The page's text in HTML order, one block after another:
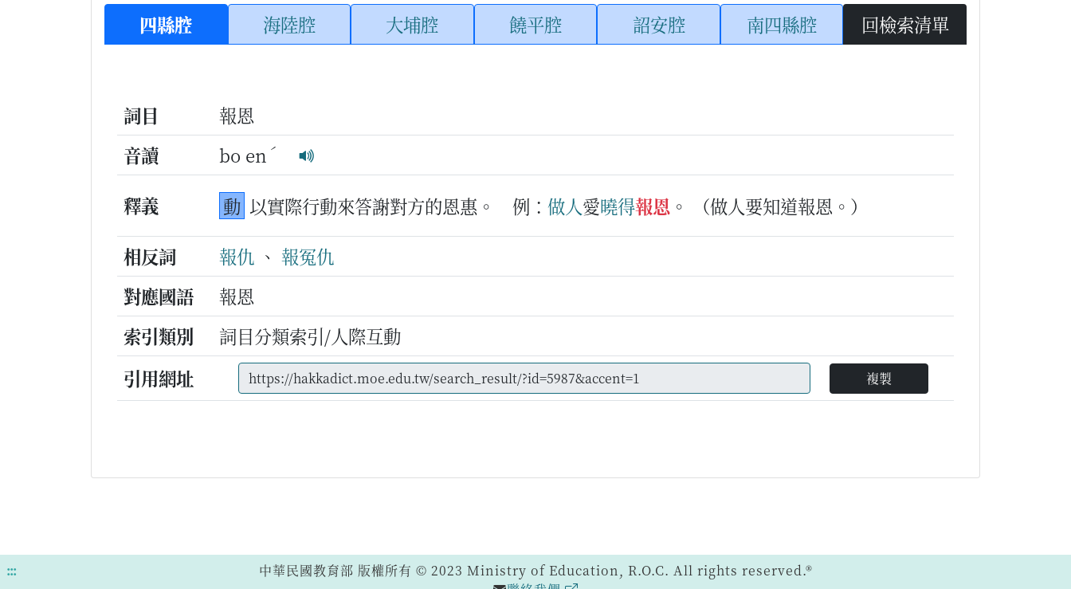
四縣腔 海陸腔 大埔腔 饒平腔 詔安腔 南四縣腔 回檢索清單
詞目
報恩
音讀
bo en ˊ
釋義 動 以實際行動來答謝對方的恩惠。 例： 做人愛曉得報恩 。
（做人要知道報恩。）
相反詞
報仇 、 報冤仇
對應國語
報恩
索引類別
詞目分類索引/人際互動
引用網址
複製
:::
中華民國教育部 版權所有 © 2023 Ministry of Education, R.O.C. All rights reserved.®